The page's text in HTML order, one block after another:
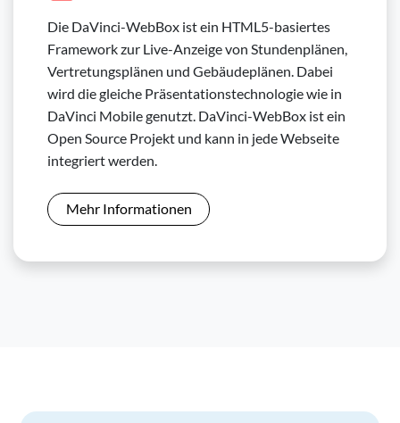
Die DaVinci-WebBox ist ein HTML5-basiertes
Framework zur Live-Anzeige von Stundenplänen,
Vertretungsplänen und Gebäudeplänen. Dabei
wird die gleiche Präsentationstechnologie wie in
DaVinci Mobile genutzt. DaVinci-WebBox ist ein
Open Source Projekt und kann in jede Webseite
integriert werden.
Mehr Informationen